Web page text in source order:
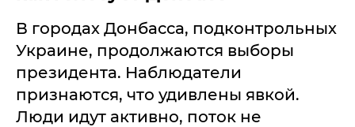
В городах Донбасса, подконтрольных
Украине, продолжаются выборы
президента. Наблюдатели
признаются, что удивлены явкой.
Люди идут активно, поток не